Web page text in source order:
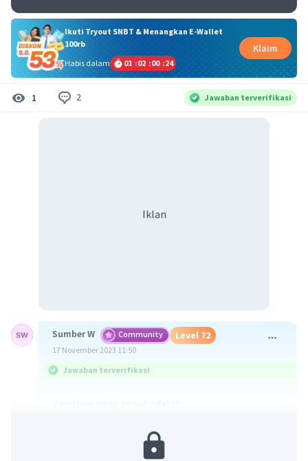
Ikuti Tryout SNBT & Menangkan E-Wallet
100rb
Habis dalam
01 :02 :00 :24
Klaim
1 2 Jawaban terverifikasi
Iklan
Sumber W Community Level 72
17 November 2023 11:50
Jawaban terverifikasi